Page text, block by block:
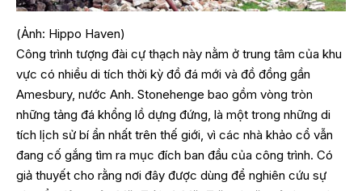
(Ảnh: Hippo Haven)
Công trình tượng đài cự thạch này nằm ở trung tâm của khu
vực có nhiều di tích thời kỳ đồ đá mới và đồ đồng gần
Amesbury, nước Anh. Stonehenge bao gồm vòng tròn
những tảng đá khổng lồ dựng đứng, là một trong những di
tích lịch sử bí ẩn nhất trên thế giới, vì các nhà khảo cổ vẫn
đang cố gắng tìm ra mục đích ban đầu của công trình. Có
giả thuyết cho rằng nơi đây được dùng để nghiên cứu sự